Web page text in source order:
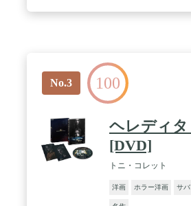
No.3 100
ヘレディ
[DVD]
トニ・コレット
洋画 ホラー洋画 サ